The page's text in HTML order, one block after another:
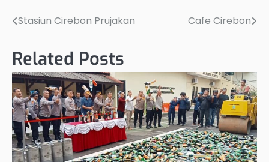
Post
Stasiun Cirebon Prujakan Cafe Cirebon
Related Posts